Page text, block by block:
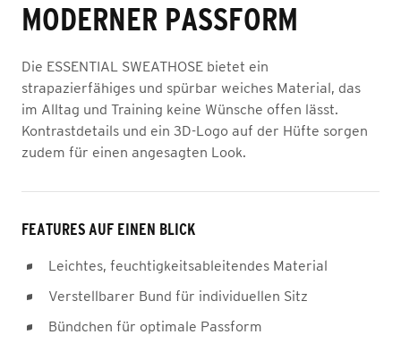
MODERNER PASSFORM
Die ESSENTIAL SWEATHOSE bietet ein
strapazierfähiges und spürbar weiches Material, das
im Alltag und Training keine Wünsche offen lässt.
Kontrastdetails und ein 3D-Logo auf der Hüfte sorgen
zudem für einen angesagten Look.
FEATURES AUF EINEN BLICK
Leichtes, feuchtigkeitsableitendes Material
Verstellbarer Bund für individuellen Sitz
Bündchen für optimale Passform